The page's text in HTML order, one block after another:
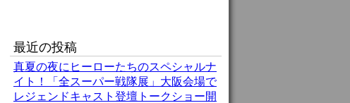
最近の投稿
真夏の夜にヒーローたちのスペシャルナ
イト！「全スーパー戦隊展」大阪会場で
レジェンドキャスト登壇トークショー開